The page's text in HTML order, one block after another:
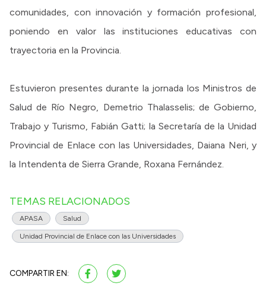
comunidades, con innovación y formación profesional,
poniendo en valor las instituciones educativas con
trayectoria en la Provincia.
Estuvieron presentes durante la jornada los Ministros de
Salud de Río Negro, Demetrio Thalasselis; de Gobierno,
Trabajo y Turismo, Fabián Gatti; la Secretaría de la Unidad
Provincial de Enlace con las Universidades, Daiana Neri, y
la Intendenta de Sierra Grande, Roxana Fernández.
TEMAS RELACIONADOS
APASA Salud
Unidad Provincial de Enlace con las Universidades
COMPARTIR EN: